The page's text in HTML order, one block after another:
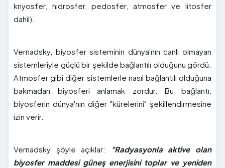
kriyosfer, hidrosfer, pedosfer, atmosfer ve litosfer
dahil).
Vernadsky, biyosfer sisteminin dünya'nın canlı olmayan
sistemleriyle güçlü bir şekilde bağlantılı olduğunu gördü.
Atmosfer gibi diğer sistemlerle nasıl bağlantılı olduğuna
bakmadan biyosferi anlamak zordur. Bu bağlantı,
biyosferin dünya'nın diğer "kürelerini" şekillendirmesine
izin verir.
Vernadsky şöyle açıklar:
"Radyasyonla aktive olan
biyosfer maddesi güneş enerjisini toplar ve yeniden